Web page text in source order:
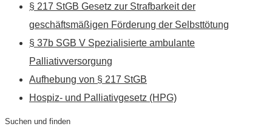
§ 217 StGB Gesetz zur Strafbarkeit der
geschäftsmäßigen Förderung der Selbsttötung
§ 37b SGB V Spezialisierte ambulante
Palliativversorgung
Aufhebung von § 217 StGB
Hospiz- und Palliativgesetz (HPG)
Suchen und finden